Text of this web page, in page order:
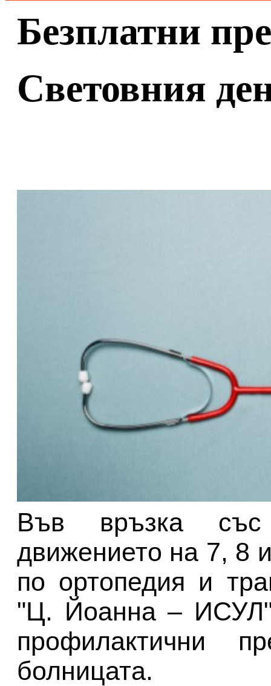
Безплатни
Световния
Във връзка
движението на 7, 8
по ортопедия и
"Ц. Йоанна –
профилактични
болницата.